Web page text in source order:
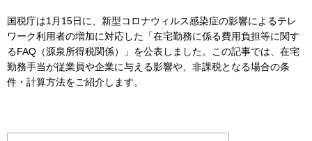
国税庁は1月15日に、新型コロナウィルス感染症の影響によるテレ
ワーク利用者の増加に対応した「在宅勤務に係る費用負担等に関す
るFAQ（源泉所得税関係）」を公表しました。この記事では、在宅
勤務手当が従業員や企業に与える影響や、非課税となる場合の条
件・計算方法をご紹介します。